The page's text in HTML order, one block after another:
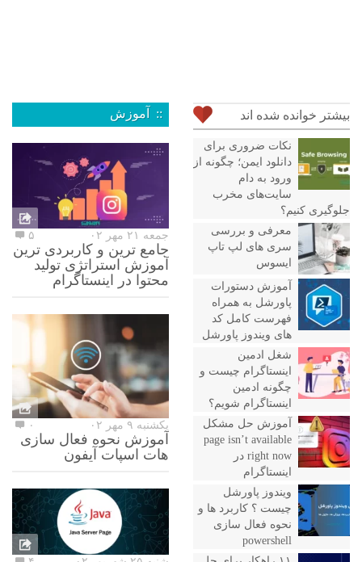
بیشتر خوانده شده اند
نکات ضروری برای
دانلود ایمن؛ چگونه از
ورود به دام
سایت‌های مخرب
جلوگیری کنیم؟
معرفی و بررسی
سری های لپ تاپ
ایسوس
آموزش دستورات
پاورشل به همراه
فهرست کامل کد
های ویندوز پاورشل
شغل ادمین
اینستاگرام چیست و
چگونه ادمین
اینستاگرام شویم؟
آموزش حل مشکل
page isn’t available
right now در
اینستاگرام
ویندوز پاورشل
چیست ؟ کاربرد ها و
نحوه فعال سازی
powershell
:: آموزش
جمعه ۲۱ مهر ۰۲ ۵
جامع ترین و کاربردی ترین
آموزش استراتژی تولید
محتوا در اینستاگرام
یکشنبه ۹ مهر ۰۲ ۰
آموزش نحوه فعال سازی
هات اسپات آیفون